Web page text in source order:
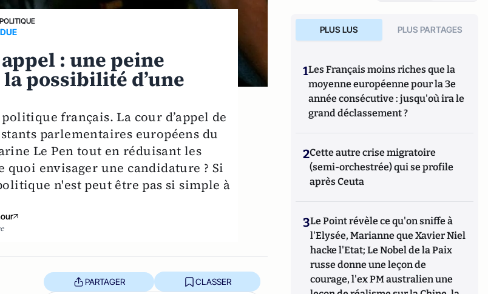
POLITIQUE
: une peine
possibilité d’une
français. La cour d’appel de
parlementaires européens du
Le Pen tout en réduisant les
envisager une candidature ? Si
n'est peut être pas si simple à
PARTAGER CLASSER
PLUS LUS PLUS PARTAGES
1Les Français moins riches que la
moyenne européenne pour la 3e
année consécutive : jusqu'où ira le
grand déclassement ?
2Cette autre crise migratoire
(semi-orchestrée) qui se profile
après Ceuta
3Le Point révèle ce qu'on sniffe à
l'Elysée, Marianne que Xavier Niel
hacke l'Etat; Le Nobel de la Paix
russe donne une leçon de
courage, l'ex PM australien une